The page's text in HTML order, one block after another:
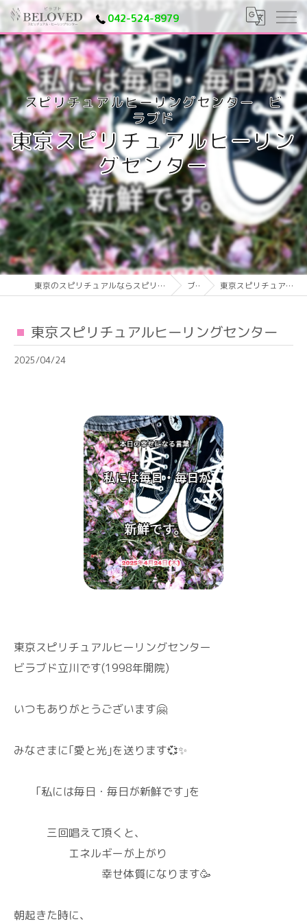
042-524-8979
東京スピリチュアルヒーリン
グセンター
東京のスピリチュアルならスピリチュアルヒーリングセンター ビラブド ブログ 東京スピリチュアルヒーリングセンター
東京スピリチュアルヒーリングセンター
2025/04/24
東京スピリチュアルヒーリングセンター
ビラブド立川です(1998年開院)
いつもありがとうございます🤗
みなさまに｢愛と光｣を送ります💞✨
｢私には毎日・毎日が新鮮です｣を
三回唱えて頂くと、
エネルギーが上がり
幸せ体質になります🥳
朝起きた時に、